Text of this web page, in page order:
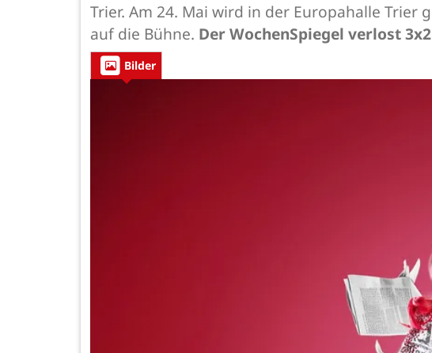
Trier. Am 24. Mai wird in der Europahalle Trier
auf die Bühne. Der WochenSpiegel verlost
Bilder